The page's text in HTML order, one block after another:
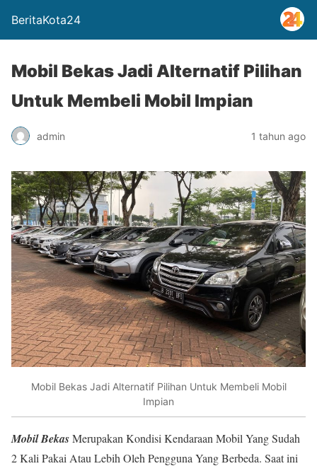
BeritaKota24
Mobil Bekas Jadi Alternatif Pilihan
Untuk Membeli Mobil Impian
admin 1 tahun ago
Mobil Bekas Jadi Alternatif Pilihan Untuk Membeli Mobil
Impian
Mobil BekasMerupakan Kondisi Kendaraan Mobil Yang Sudah
2 Kali Pakai Atau Lebih Oleh Pengguna Yang Berbeda. Saat ini